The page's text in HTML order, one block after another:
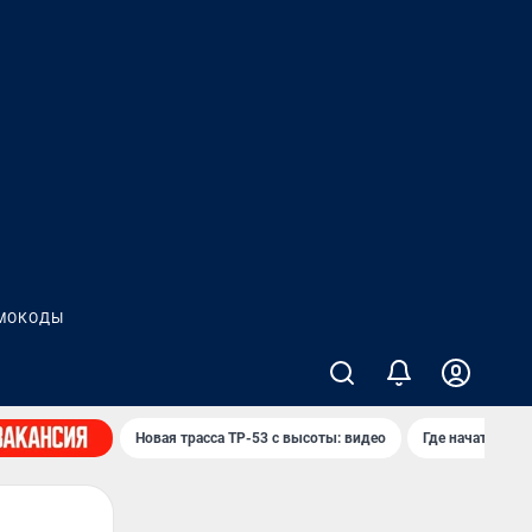
Новая трасса ТР-53 с высоты: видео Где начать